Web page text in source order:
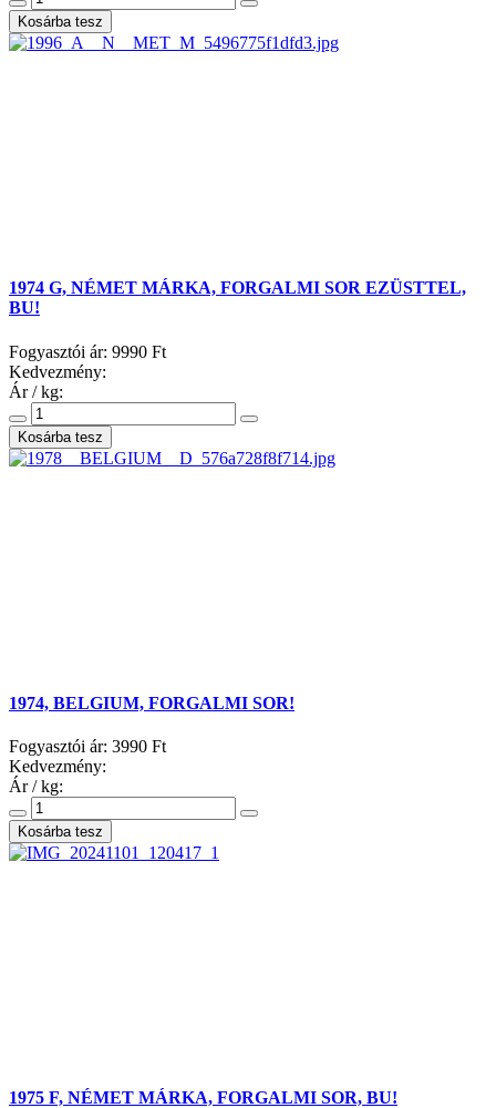
1974 G, NÉMET MÁRKA, FORGALMI SOR EZÜSTTEL,
BU!
Fogyasztói ár: 9990 Ft
Kedvezmény:
Ár / kg:
1974, BELGIUM, FORGALMI SOR!
Fogyasztói ár: 3990 Ft
Kedvezmény:
Ár / kg:
1975 F, NÉMET MÁRKA, FORGALMI SOR, BU!